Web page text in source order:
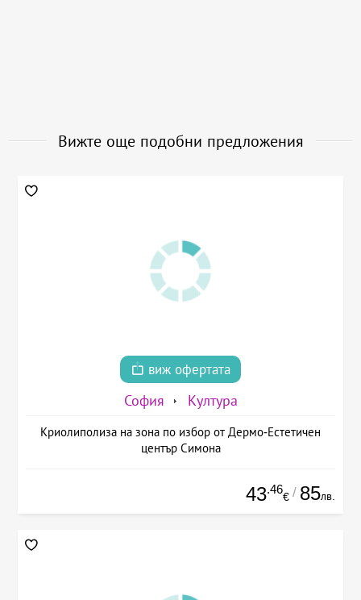
Вижте още подобни предложения
виж офертата
София Култура
Криолиполиза на зона по избор от Дермо-Естетичен
център Симона
43.46
€ / 85лв.